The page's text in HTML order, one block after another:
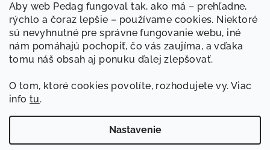
Aby web Pedag fungovaltak, ako má – prehľadne,
rýchlo a čoraz lepšie – používame cookies. Niektoré
sú nevyhnutné pre správnefungovanie webu, iné
nám pomáhajú pochopiť, čovás zaujíma, avďaka
tomu náš obsah aj ponukuďalej zlepšovať.
O tom, ktoré cookies povolíte, rozhodujetevy. Viac
info tu.
Nastavenie
Sledovať na Instagrame